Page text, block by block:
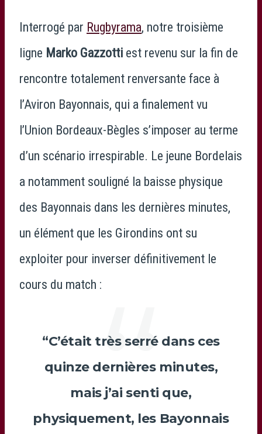
Interrogé par Rugbyrama, notre troisième
ligne Marko Gazzotti est revenu sur la fin de
rencontre totalement renversante face à
l’Aviron Bayonnais, qui a finalement vu
l’Union Bordeaux-Bègles s’imposer au terme
d’un scénario irrespirable. Le jeune Bordelais
a notamment souligné la baisse physique
des Bayonnais dans les dernières minutes,
un élément que les Girondins ont su
exploiter pour inverser définitivement le
cours du match :
“C’était très serré dans ces
quinze dernières minutes,
mais j’ai senti que,
physiquement, les Bayonnais